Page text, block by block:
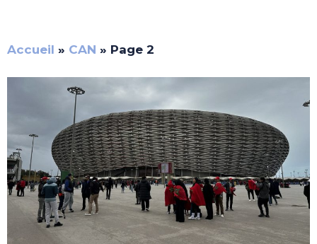
Accueil » CAN » Page 2